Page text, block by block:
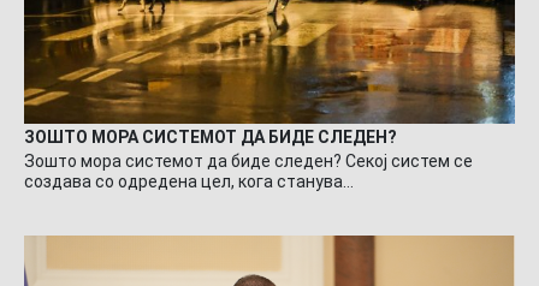
ЗОШТО МОРА СИСТЕМОТ ДА БИДЕ СЛЕДЕН?
Зошто мора системот да биде следен? Секој систем се
создава со одредена цел, кога станува…